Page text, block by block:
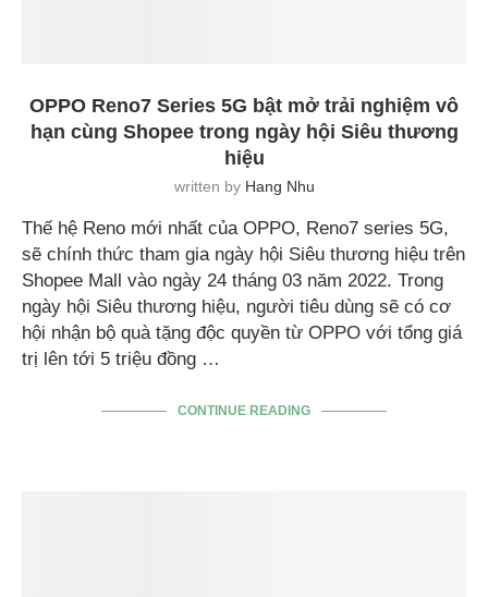
OPPO Reno7 Series 5G bật mở trải nghiệm vô
hạn cùng Shopee trong ngày hội Siêu thương
hiệu
written by Hang Nhu
Thế hệ Reno mới nhất của OPPO, Reno7 series 5G,
sẽ chính thức tham gia ngày hội Siêu thương hiệu trên
Shopee Mall vào ngày 24 tháng 03 năm 2022. Trong
ngày hội Siêu thương hiệu, người tiêu dùng sẽ có cơ
hội nhận bộ quà tặng độc quyền từ OPPO với tổng giá
trị lên tới 5 triệu đồng …
CONTINUE READING